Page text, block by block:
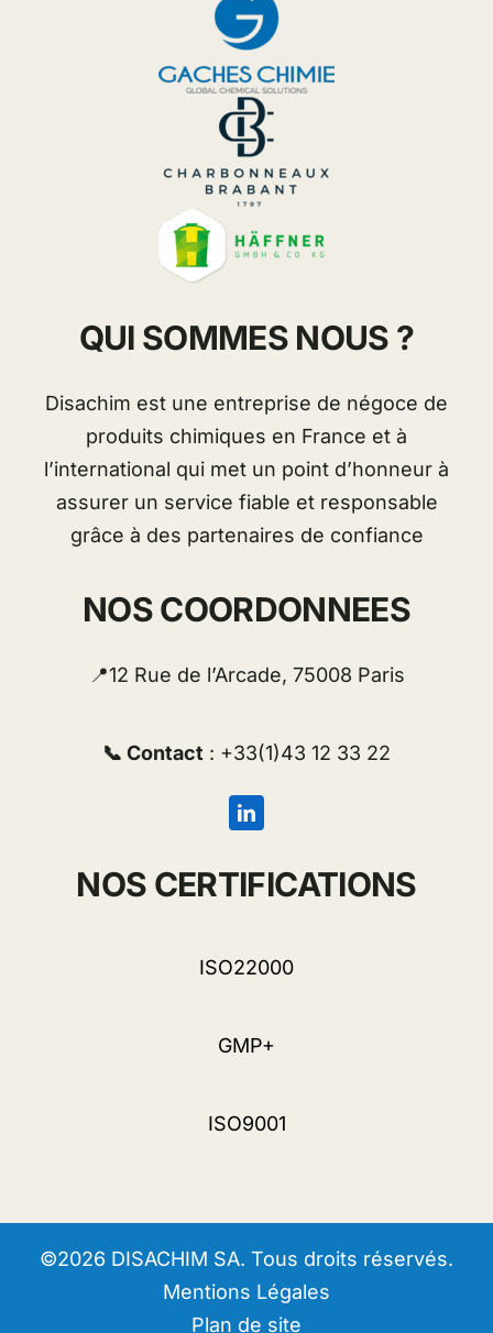
QUI SOMMES NOUS ?
Disachim est une entreprise de négoce de
produits chimiques en France et à
l’international qui met un point d’honneur à
assurer un service fiable et responsable
grâce à des partenaires de confiance
NOS COORDONNEES
📍12 Rue de l’Arcade, 75008 Paris
📞 Contact : +33(1)43 12 33 22
NOS CERTIFICATIONS
ISO22000
GMP+
ISO9001
©2026 DISACHIM SA. Tous droits réservés.
Mentions Légales
Plan de site